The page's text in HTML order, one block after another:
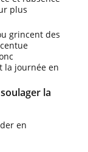
plus
grincent des
la journée en
la
en